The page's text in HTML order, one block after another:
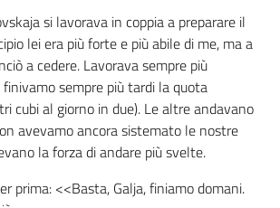
si lavorava in coppia a preparare il
lei era più forte e più abile di me, ma a
a cedere. Lavorava sempre più
sempre più tardi la quota
cubi al giorno in due). Le altre andavano
avevamo ancora sistemato le nostre
la forza di andare più svelte.
prima: <<Basta, Galja, finiamo domani.